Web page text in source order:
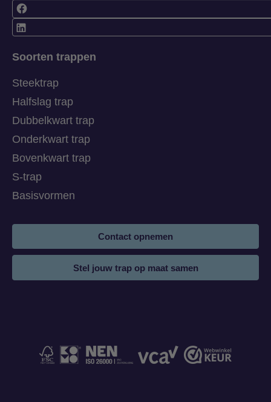
Soorten trappen
Steektrap
Halfslag trap
Dubbelkwart trap
Onderkwart trap
Bovenkwart trap
S-trap
Basisvormen
Contact opnemen
Stel jouw trap op maat samen